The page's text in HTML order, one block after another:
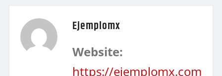
Ejemplomx
Website:
https://ejemplomx.com